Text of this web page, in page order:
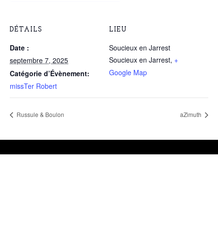
DÉTAILS
Date :
septembre 7, 2025
Catégorie d’Évènement:
missTer Robert
LIEU
Soucieux en Jarrest
Soucieux en Jarrest, +
Google Map
Russule & Boulon aZimuth